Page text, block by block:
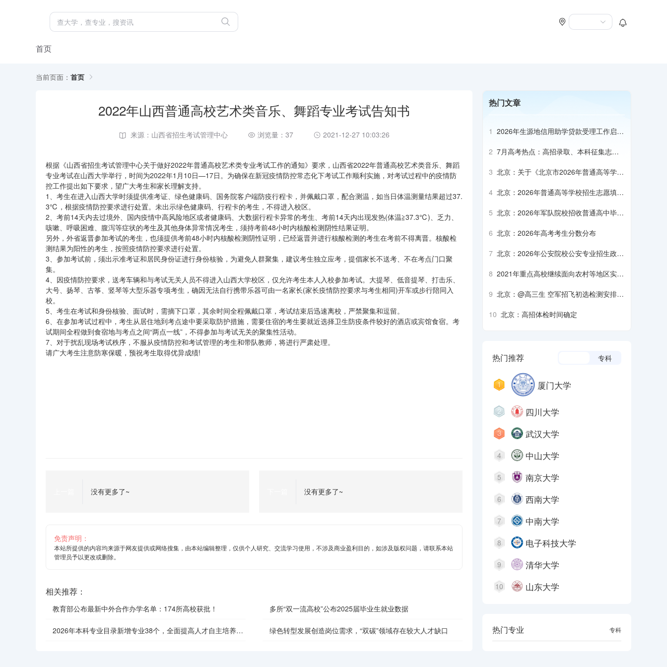
首页
当前页面： 首页
2022年山西普通高校艺术类音乐、舞蹈专业考试告知书
来源：山西省招生考试管理中心 浏览量：37 2021-12-27 10:03:26
根据《山西省招生考试管理中心关于做好2022年普通高校艺术类专业考试工作的通知》要求，山西省2022年普通高校艺术类音乐、舞蹈
专业考试在山西大学举行，时间为2022年1月10日—17日。为确保在新冠疫情防控常态化下考试工作顺利实施，对考试过程中的疫情防
控工作提出如下要求，望广大考生和家长理解支持。
1、考生在进入山西大学时须提供准考证、绿色健康码、国务院客户端防疫行程卡，并佩戴口罩，配合测温，如当日体温测量结果超过37.
3℃，根据疫情防控要求进行处置。未出示绿色健康码、行程卡的考生，不得进入校区。
2、考前14天内去过境外、国内疫情中高风险地区或者健康码、大数据行程卡异常的考生、考前14天内出现发热(体温≧37.3℃)、乏力、
咳嗽、呼吸困难、腹泻等症状的考生及其他身体异常情况考生，须持考前48小时内核酸检测阴性结果证明。
另外，外省返晋参加考试的考生，也须提供考前48小时内核酸检测阴性证明，已经返晋并进行核酸检测的考生在考前不得离晋。核酸检
测结果为阳性的考生，按照疫情防控要求进行处置。
3、参加考试前，须出示准考证和居民身份证进行身份核验，为避免人群聚集，建议考生独立应考，提倡家长不送考、不在考点门口聚
集。
4、因疫情防控要求，送考车辆和与考试无关人员不得进入山西大学校区，仅允许考生本人入校参加考试。大提琴、低音提琴、打击乐、
大号、扬琴、古筝、竖琴等大型乐器专项考生，确因无法自行携带乐器可由一名家长(家长疫情防控要求与考生相同)开车或步行陪同入
校。
5、考生在考试和身份核验、面试时，需摘下口罩，其余时间全程佩戴口罩，考试结束后迅速离校，严禁聚集和逗留。
6、在参加考试过程中，考生从居住地到考点途中要采取防护措施，需要住宿的考生要就近选择卫生防疫条件较好的酒店或宾馆食宿。考
试期间全程做到食宿地与考点之间“两点一线”，不得参加与考试无关的聚集性活动。
7、对于扰乱现场考试秩序，不服从疫情防控和考试管理的考生和带队教师，将进行严肃处理。
请广大考生注意防寒保暖，预祝考生取得优异成绩!
没有更多了~ 没有更多了~
免责声明：
本站所提供的内容均来源于网友提供或网络搜集，由本站编辑整理，仅供个人研究、交流学习使用，不涉及商业盈利目的，如涉及版权问题，请联系本站
管理员予以更改或删除。
相关推荐：
教育部公布最新中外合作办学名单：174所高校获批！ 多所“双一流高校”公布2025届毕业生就业数据
2026年本科专业目录新增专业38个，全面提高人才自主培养质 绿色转型发展创造岗位需求，“双碳”领域存在较大人才缺口
热门文章
1 2026年生源地信用助学贷款受理工作启动
2 7月高考热点：高招录取、本科征集志
3 北京：关于《北京市2026年普通高等学校
4 北京：2026年普通高等学校招生志愿填报
5 北京：2026年军队院校招收普通高中毕业
6 北京：2026年高考考生分数分布
7 北京：2026年公安院校公安专业招生政治
8 2021年重点高校继续面向农村等地区实施
9 北京：@高三生 空军招飞初选检测安排来
10 北京：高招体检时间确定
热门推荐 专科
厦门大学
四川大学
武汉大学
4 中山大学
5 南京大学
6 西南大学
7 中南大学
8 电子科技大学
9 清华大学
10 山东大学
热门专业 专科